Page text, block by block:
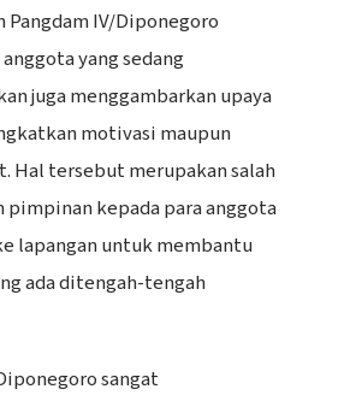
IV/Diponegoro
yang sedang
juga menggambarkan upaya
motivasi maupun
Hal tersebut merupakan salah
kepada para anggota
lapangan untuk membantu
ada ditengah-tengah
sangat